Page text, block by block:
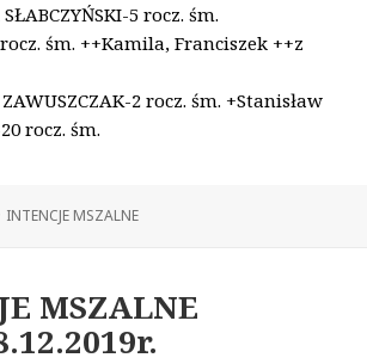
5 rocz. śm.
śm. ++Kamila, Franciszek ++z
2 rocz. śm. +Stanisław
rocz. śm.
Kategorie
INTENCJE MSZALNE
MSZALNE